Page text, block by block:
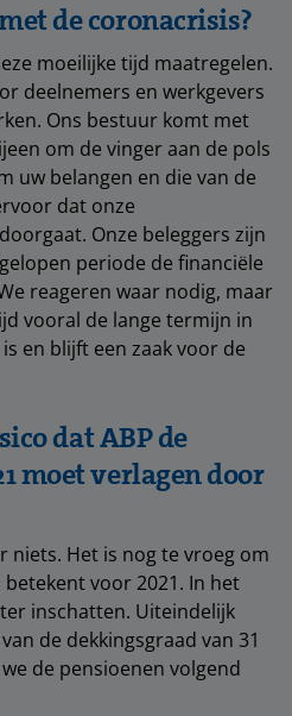
de coronacrisis?
moeilijke tijd maatregelen.
deelnemers en werkgevers
Ons bestuur komt met
om de vinger aan de pols
uw belangen en die van de
dat onze
Onze beleggers zijn
periode de financiële
reageren waar nodig, maar
vooral de lange termijn in
en blijft een zaak voor de
dat ABP de
moet verlagen door
Het is nog te vroeg om
voor 2021. In het
inschatten. Uiteindelijk
de dekkingsgraad van 31
de pensioenen volgend